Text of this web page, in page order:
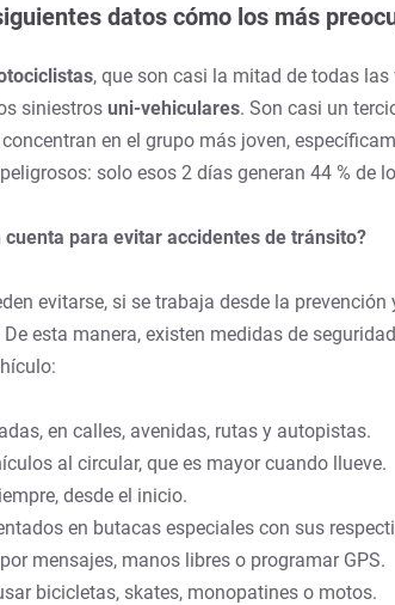
datos cómo los más
, que son casi la mitad de todas
siniestros uni-vehiculares. Son casi un
en el grupo más joven,
solo esos 2 días generan 44 % de
para evitar accidentes de tránsito?
evitarse, si se trabaja desde la
De esta manera, existen medidas de
en calles, avenidas, rutas y autopistas.
al circular, que es mayor cuando llueve.
desde el inicio.
en butacas especiales con sus
mensajes, manos libres o programar GPS.
bicicletas, skates, monopatines o motos.